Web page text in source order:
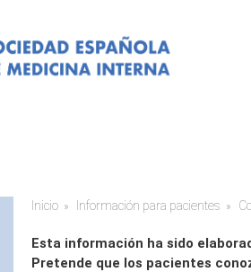
Usted está aquí
Inicio Información para pacientes
Esta información ha sido
Pretende que los pacientes